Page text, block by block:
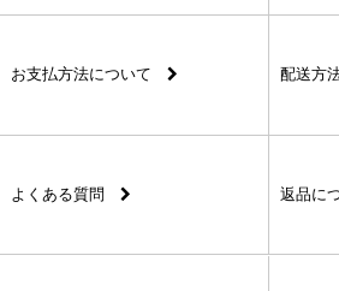
お支払方法について 配送方
よくある質問 返品に